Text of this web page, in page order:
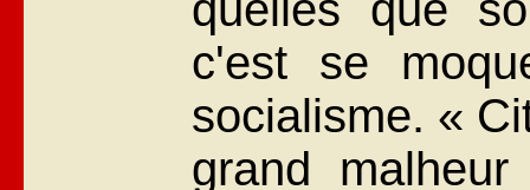
c'est se
socialisme. «
grand